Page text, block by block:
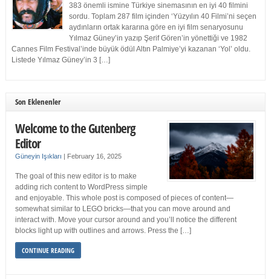
383 önemli ismine Türkiye sinemasının en iyi 40 filmini
sordu. Toplam 287 film içinden ‘Yüzyılın 40 Filmi’ni seçen
aydınların ortak kararına göre en iyi film senaryosunu
Yılmaz Güney’in yazıp Şerif Gören’in yönettiği ve 1982
Cannes Film Festival’inde büyük ödül Altın Palmiye’yi kazanan ‘Yol’ oldu.
Listede Yılmaz Güney’in 3 […]
Son Eklenenler
Welcome to the Gutenberg
Editor
Güneyin Işıkları | February 16, 2025
The goal of this new editor is to make
adding rich content to WordPress simple
and enjoyable. This whole post is composed of pieces of content—
somewhat similar to LEGO bricks—that you can move around and
interact with. Move your cursor around and you’ll notice the different
blocks light up with outlines and arrows. Press the […]
CONTINUE READING